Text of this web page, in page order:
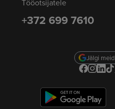
Tööotsijatele
+372 699 7610
Jälgi